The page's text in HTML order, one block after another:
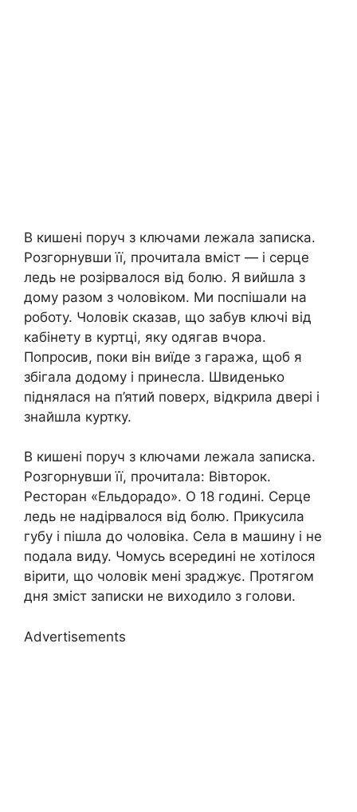
В кишені поруч з ключами лежала записка.
Розгорнувши її, прочитала вміст — і серце
ледь не розірвалося від болю. Я вийшла з
дому разом з чоловіком. Ми поспішали на
роботу. Чоловік сказав, що забув ключі від
кабінету в куртці, яку одягав вчора.
Попросив, поки він виїде з гаража, щоб я
збігала додому і принесла. Швиденько
піднялася на п’ятий поверх, відкрила двері і
знайшла куртку.
В кишені поруч з ключами лежала записка.
Розгорнувши її, прочитала: Вівторок.
Ресторан «Ельдорадо». О 18 годині. Серце
ледь не надірвалося від болю. Прикусила
губу і пішла до чоловіка. Села в машину і не
подала виду. Чомусь всередині не хотілося
вірити, що чоловік мені зраджує. Протягом
дня зміст записки не виходило з голови.
Advertisements